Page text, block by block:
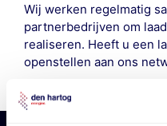
Wij werken regelmatig
partnerbedrijven om
realiseren. Heeft u een
openstellen aan ons